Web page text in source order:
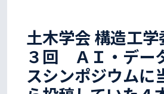
土木学会 構造工
３回 ＡＩ・デー
スシンポジウムに